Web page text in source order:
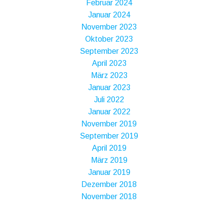
Februar 2024
Januar 2024
November 2023
Oktober 2023
September 2023
April 2023
März 2023
Januar 2023
Juli 2022
Januar 2022
November 2019
September 2019
April 2019
März 2019
Januar 2019
Dezember 2018
November 2018